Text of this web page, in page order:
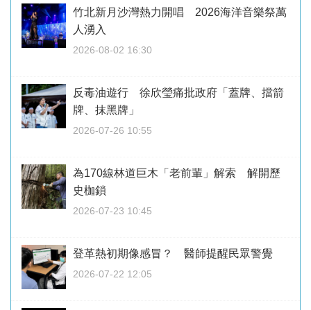
竹北新月沙灣熱力開唱 2026海洋音樂祭萬
人湧入
2026-08-02 16:30
反毒油遊行 徐欣瑩痛批政府「蓋牌、擋箭
牌、抹黑牌」
2026-07-26 10:55
為170線林道巨木「老前輩」解索 解開歷
史枷鎖
2026-07-23 10:45
登革熱初期像感冒？ 醫師提醒民眾警覺
2026-07-22 12:05